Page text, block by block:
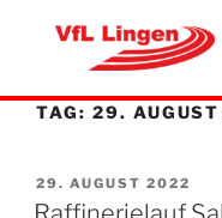
TAG: 29.
29. AUGUST 2022